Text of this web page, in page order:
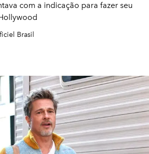
com a indicação para fazer seu
Brasil